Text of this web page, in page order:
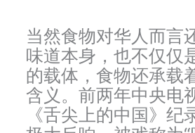
当然食物对华人而言
味道本身，也不仅仅
的载体，食物还承载
含义。前两年中央电
《舌尖上的中国》纪